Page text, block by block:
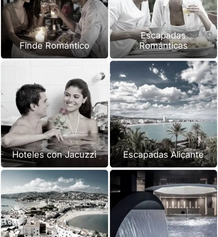
Finde Romántico
Escapadas
Románticas
Hoteles con Jacuzzi Escapadas Alicante